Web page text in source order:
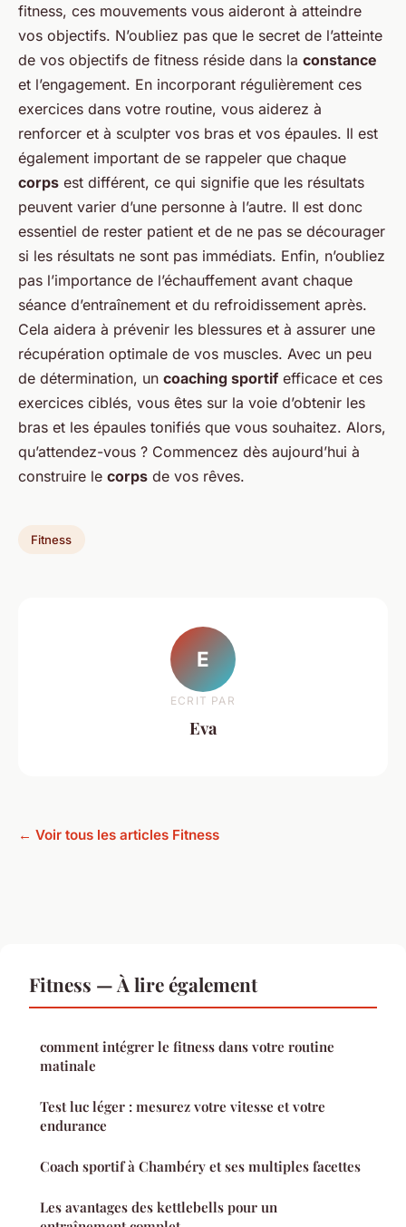
fitness, ces mouvements vous aideront à atteindre
vos objectifs. N’oubliez pas que le secret de l’atteinte
de vos objectifs de fitness réside dans la constance
et l’engagement. En incorporant régulièrement ces
exercices dans votre routine, vous aiderez à
renforcer et à sculpter vos bras et vos épaules. Il est
également important de se rappeler que chaque
corps est différent, ce qui signifie que les résultats
peuvent varier d’une personne à l’autre. Il est donc
essentiel de rester patient et de ne pas se décourager
si les résultats ne sont pas immédiats. Enfin, n’oubliez
pas l’importance de l’échauffement avant chaque
séance d’entraînement et du refroidissement après.
Cela aidera à prévenir les blessures et à assurer une
récupération optimale de vos muscles. Avec un peu
de détermination, un coaching sportif efficace et ces
exercices ciblés, vous êtes sur la voie d’obtenir les
bras et les épaules tonifiés que vous souhaitez. Alors,
qu’attendez-vous ? Commencez dès aujourd’hui à
construire le corps de vos rêves.
Fitness
E
ECRIT PAR
Eva
← Voir tous les articles Fitness
Fitness — À lire également
comment intégrer le fitness dans votre routine
matinale
Test luc léger : mesurez votre vitesse et votre
endurance
Coach sportif à Chambéry et ses multiples facettes
Les avantages des kettlebells pour un